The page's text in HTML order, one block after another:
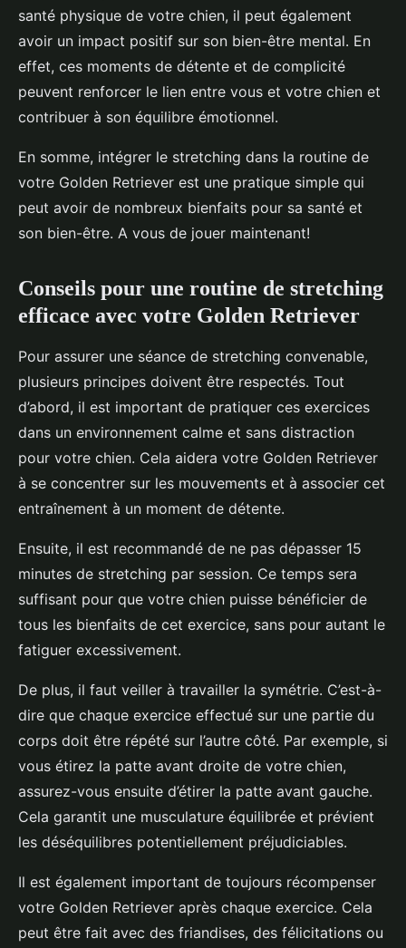
santé physique de votre chien, il peut également
avoir un impact positif sur son bien-être mental. En
effet, ces moments de détente et de complicité
peuvent renforcer le lien entre vous et votre chien et
contribuer à son équilibre émotionnel.
En somme, intégrer le stretching dans la routine de
votre Golden Retriever est une pratique simple qui
peut avoir de nombreux bienfaits pour sa santé et
son bien-être. A vous de jouer maintenant!
Conseils pour une routine de stretching
efficace avec votre Golden Retriever
Pour assurer une séance de stretching convenable,
plusieurs principes doivent être respectés. Tout
d’abord, il est important de pratiquer ces exercices
dans un environnement calme et sans distraction
pour votre chien. Cela aidera votre Golden Retriever
à se concentrer sur les mouvements et à associer cet
entraînement à un moment de détente.
Ensuite, il est recommandé de ne pas dépasser 15
minutes de stretching par session. Ce temps sera
suffisant pour que votre chien puisse bénéficier de
tous les bienfaits de cet exercice, sans pour autant le
fatiguer excessivement.
De plus, il faut veiller à travailler la symétrie. C’est-à-
dire que chaque exercice effectué sur une partie du
corps doit être répété sur l’autre côté. Par exemple, si
vous étirez la patte avant droite de votre chien,
assurez-vous ensuite d’étirer la patte avant gauche.
Cela garantit une musculature équilibrée et prévient
les déséquilibres potentiellement préjudiciables.
Il est également important de toujours récompenser
votre Golden Retriever après chaque exercice. Cela
peut être fait avec des friandises, des félicitations ou